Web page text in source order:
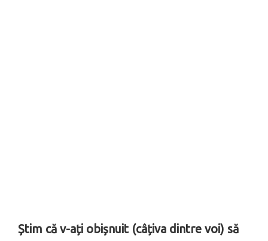
Știm că v-ați obișnuit (câțiva dintre voi) să